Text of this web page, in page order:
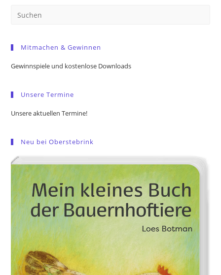
Mitmachen & Gewinnen
Gewinnspiele und kostenlose Downloads
Unsere Termine
Unsere aktuellen Termine!
Neu bei Oberstebrink